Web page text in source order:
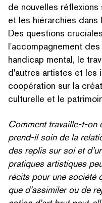
de nouvelles
et les hiérarchies
Des questions
l'accompagnement
handicap mental, le
d'autres artistes et les
coopération sur la
culturelle et le
Comment travaille-t-on
prend-il soin de la
des replis sur soi et
pratiques artistiques
récits pour une société
que d’assimiler ou de